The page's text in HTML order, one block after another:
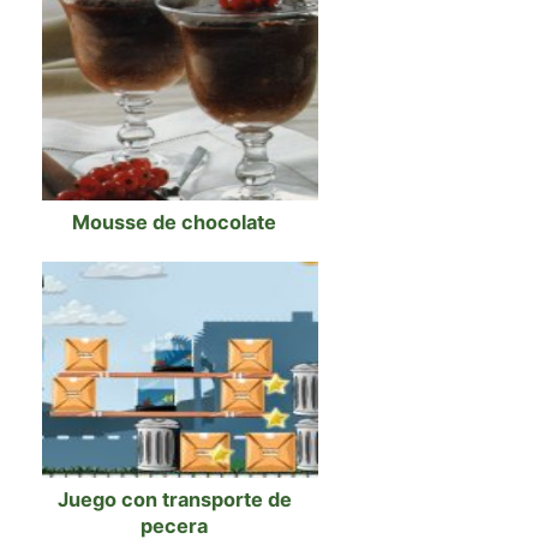
Mousse de chocolate
Juego con transporte de
pecera